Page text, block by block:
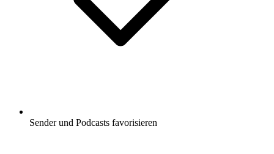
Sender und Podcasts favorisieren